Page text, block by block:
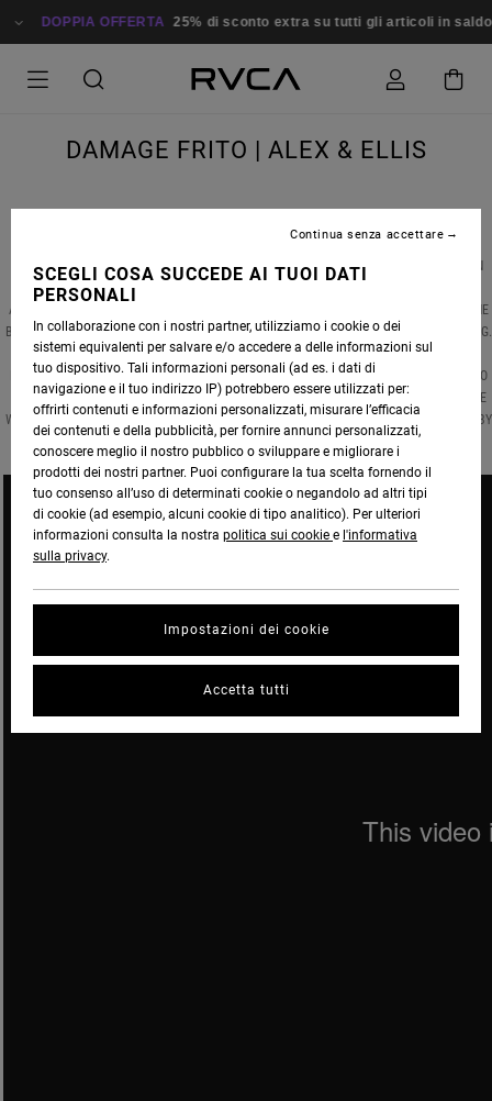
25% di sconto extra su tutti gli articoli in saldo Risparmia Subito!
DAMAGE FRITO | ALEX & ELLIS
FOR CALIFORNIAN SURFERS, MEXICO IS ALWAYS A BLIP ON THE RADAR, PROVIDING AN
EASY ESCAPE FROM MANY THE OVERCROWDED LINEUP. IN “DAMAGE FRITO”, RVCA
ADVOCATES
PACK UP THE VAN AND HEAD SOUTH OF THE
BORDER TO FIND A MIXED BAG OF RIGHT POINTBREAKS, SOME PLAYFUL, MANY EXCITING.
FROM GLIDING ACROSS SLOW, MALIBU-ESQUE WALLS TO THREADING THROUGH FAST,
HOLLOW SECTIONS, THE UNIQUE LINES DRAWN BY BOTH SURFERS IS VERY PLEASING TO
THE EYES. AS THEY TRADE WAVES AND SWAP BOARDS, OUR ONLY THOUGHT IS THAT WE
WISH WE WERE THERE. PHOTOS BY DELON BONE, VIDEO BY JIMMY JAZZ JAMES, SONG BY
WHITE FENCE.
SCEGLI COSA SUCCEDE AI TUOI DATI
PERSONALI
In collaborazione con i nostri partner, utilizziamo i cookie o dei
sistemi equivalenti per salvare e/o accedere a delle informazioni sul
tuo dispositivo. Tali informazioni personali (ad es. i dati di
navigazione e il tuo indirizzo IP) potrebbero essere utilizzati per:
offrirti contenuti e informazioni personalizzati, misurare l’efficacia
dei contenuti e della pubblicità, per fornire annunci personalizzati,
conoscere meglio il nostro pubblico o sviluppare e migliorare i
prodotti dei nostri partner. Puoi configurare la tua scelta fornendo il
tuo consenso all’uso di determinati cookie o negandolo ad altri tipi
di cookie (ad esempio, alcuni cookie di tipo analitico). Per ulteriori
informazioni consulta la nostra politica sui cookie e l'informativa
sulla privacy.
Impostazioni dei cookie
Continua senza accettare
Accetta tutti